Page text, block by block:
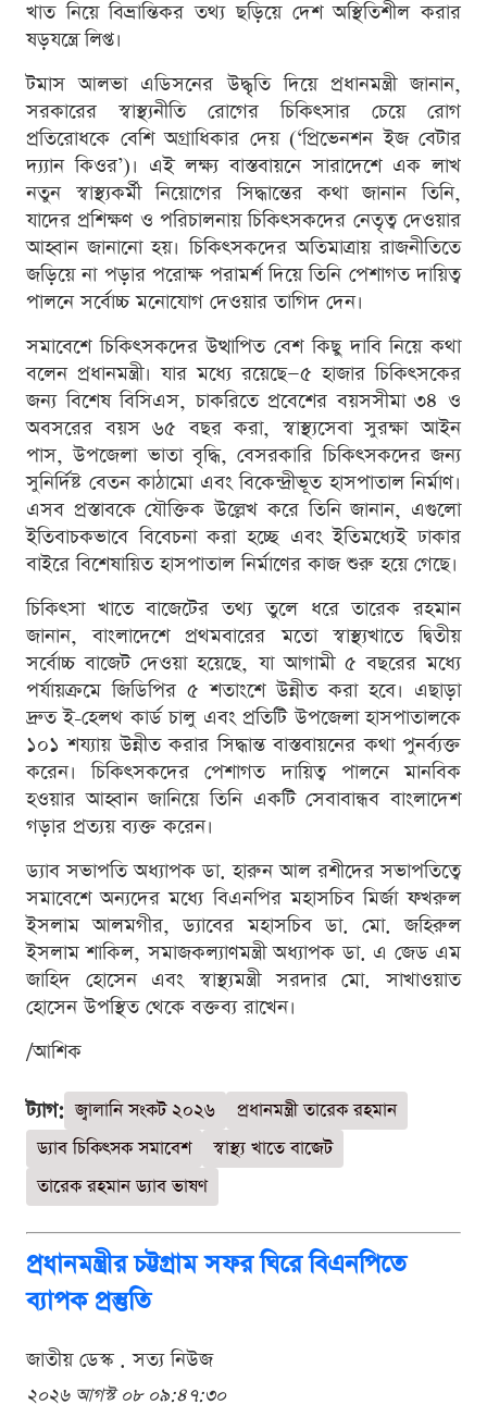
খাত নিয়ে বিভ্রান্তিকর তথ্য ছড়িয়ে দেশ অস্থিতিশীল করার
ষড়যন্ত্রে লিপ্ত।
টমাস আলভা এডিসনের উদ্ধৃতি দিয়ে প্রধানমন্ত্রী জানান,
সরকারের স্বাস্থ্যনীতি রোগের চিকিৎসার চেয়ে রোগ
প্রতিরোধকে বেশি অগ্রাধিকার দেয় (‘প্রিভেনশন ইজ বেটার
দ্য্যান কিওর’)। এই লক্ষ্য বাস্তবায়নে সারাদেশে এক লাখ
নতুন স্বাস্থ্যকর্মী নিয়োগের সিদ্ধান্তের কথা জানান তিনি,
যাদের প্রশিক্ষণ ও পরিচালনায় চিকিৎসকদের নেতৃত্ব দেওয়ার
আহ্বান জানানো হয়। চিকিৎসকদের অতিমাত্রায় রাজনীতিতে
জড়িয়ে না পড়ার পরোক্ষ পরামর্শ দিয়ে তিনি পেশাগত দায়িত্ব
পালনে সর্বোচ্চ মনোযোগ দেওয়ার তাগিদ দেন।
সমাবেশে চিকিৎসকদের উত্থাপিত বেশ কিছু দাবি নিয়ে কথা
বলেন প্রধানমন্ত্রী। যার মধ্যে রয়েছে—৫ হাজার চিকিৎসকের
জন্য বিশেষ বিসিএস, চাকরিতে প্রবেশের বয়সসীমা ৩৪ ও
অবসরের বয়স ৬৫ বছর করা, স্বাস্থ্যসেবা সুরক্ষা আইন
পাস, উপজেলা ভাতা বৃদ্ধি, বেসরকারি চিকিৎসকদের জন্য
সুনির্দিষ্ট বেতন কাঠামো এবং বিকেন্দ্রীভূত হাসপাতাল নির্মাণ।
এসব প্রস্তাবকে যৌক্তিক উল্লেখ করে তিনি জানান, এগুলো
ইতিবাচকভাবে বিবেচনা করা হচ্ছে এবং ইতিমধ্যেই ঢাকার
বাইরে বিশেষায়িত হাসপাতাল নির্মাণের কাজ শুরু হয়ে গেছে।
চিকিৎসা খাতে বাজেটের তথ্য তুলে ধরে তারেক রহমান
জানান, বাংলাদেশে প্রথমবারের মতো স্বাস্থ্যখাতে দ্বিতীয়
সর্বোচ্চ বাজেট দেওয়া হয়েছে, যা আগামী ৫ বছরের মধ্যে
পর্যায়ক্রমে জিডিপির ৫ শতাংশে উন্নীত করা হবে। এছাড়া
দ্রুত ই-হেলথ কার্ড চালু এবং প্রতিটি উপজেলা হাসপাতালকে
১০১ শয্যায় উন্নীত করার সিদ্ধান্ত বাস্তবায়নের কথা পুনর্ব্যক্ত
করেন। চিকিৎসকদের পেশাগত দায়িত্ব পালনে মানবিক
হওয়ার আহ্বান জানিয়ে তিনি একটি সেবাবান্ধব বাংলাদেশ
গড়ার প্রত্যয় ব্যক্ত করেন।
ড্যাব সভাপতি অধ্যাপক ডা. হারুন আল রশীদের সভাপতিত্বে
সমাবেশে অন্যদের মধ্যে বিএনপির মহাসচিব মির্জা ফখরুল
ইসলাম আলমগীর, ড্যাবের মহাসচিব ডা. মো. জহিরুল
ইসলাম শাকিল, সমাজকল্যাণমন্ত্রী অধ্যাপক ডা. এ জেড এম
জাহিদ হোসেন এবং স্বাস্থ্যমন্ত্রী সরদার মো. সাখাওয়াত
হোসেন উপস্থিত থেকে বক্তব্য রাখেন।
/আশিক
ট্যাগ: জ্বালানি সংকট ২০২৬
প্রধানমন্ত্রী তারেক রহমান
ড্যাব চিকিৎসক সমাবেশ
স্বাস্থ্য খাতে বাজেট
তারেক রহমান ড্যাব ভাষণ
প্রধানমন্ত্রীর চট্টগ্রাম সফর ঘিরে বিএনপিতে
ব্যাপক প্রস্তুতি
জাতীয় ডেস্ক . সত্য নিউজ
২০২৬ আগস্ট ০৮ ০৯:৪৭:৩০